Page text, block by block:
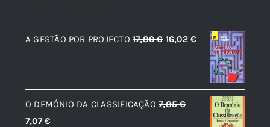
A GESTÃO POR PROJECTO 17,80€ O
era:
17,80 €.
16,02€
preço
atual
é:
16,02 €.
O DEMÓNIO DA CLASSIFICAÇÃO 7,85€
O
7,07€